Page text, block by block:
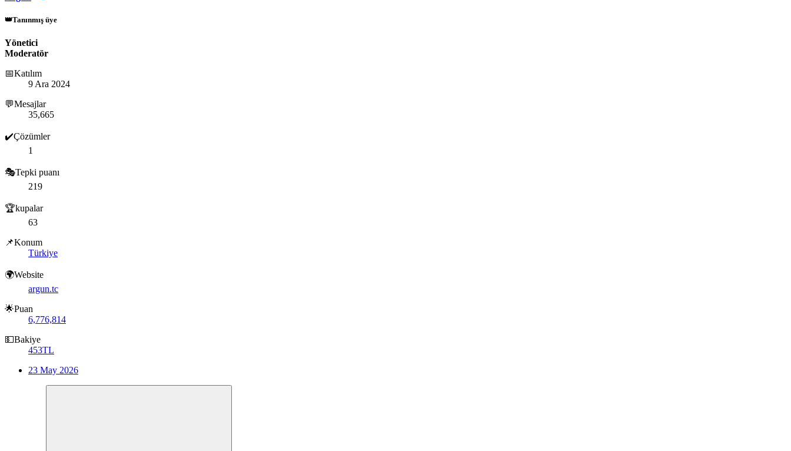
👑Tanınmış üye
Yönetici
Moderatör
📅Katılım
9 Ara 2024
💬Mesajlar
35,665
✔️Çözümler
1
🎭Tepki puanı
219
🏆kupalar
63
📌Konum
Türkiye
🌍Website
argun.tc
🌟Puan
6,776,814
💵Bakiye
453TL
23 May 2026